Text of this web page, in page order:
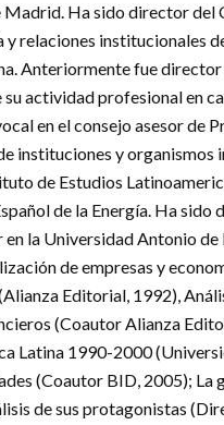
Ha sido director del
y relaciones institucionales
Anteriormente fue
actividad profesional en
en el consejo asesor de
instituciones y organismos
de Estudios
de la Energía. Ha
en la Universidad Antonio
de empresas y
Editorial, 1992),
(Coautor Alianza
Latina 1990-2000
(Coautor BID, 2005); La
de sus protagonistas